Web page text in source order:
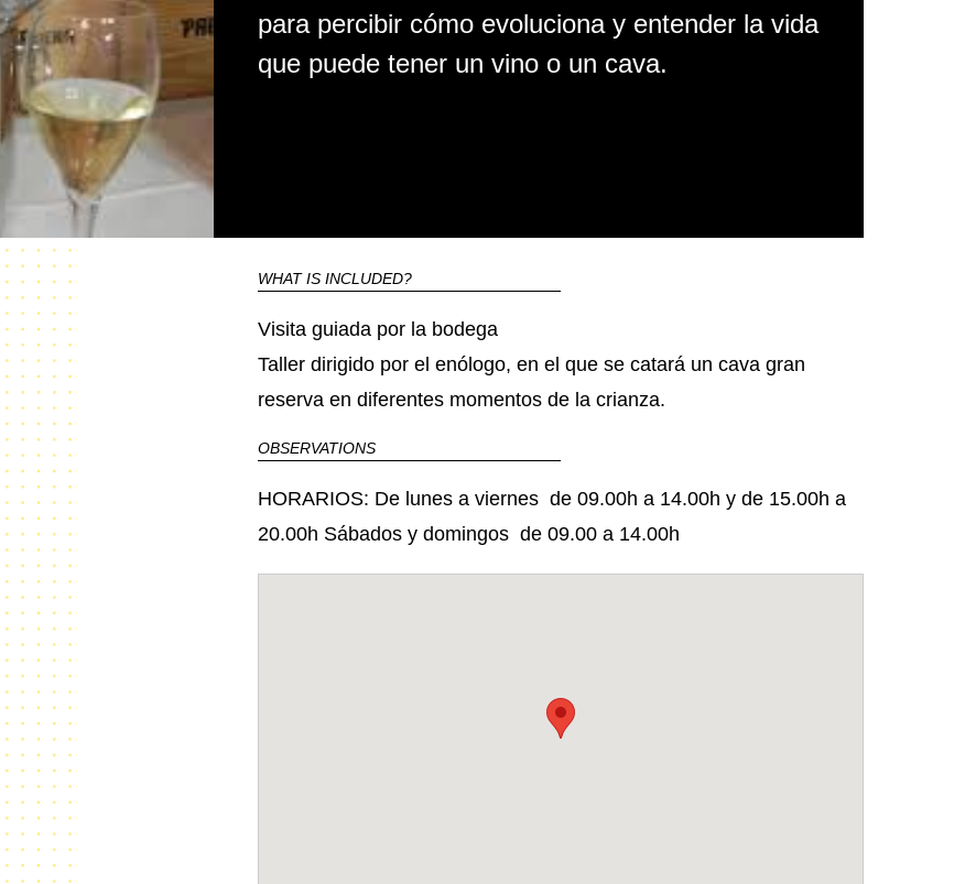
para percibir cómo evoluciona y entender la vida
que puede tener un vino o un cava.
WHAT IS INCLUDED?
Visita guiada por la bodega
Taller dirigido por el enólogo, en el que se catará un cava gran
reserva en diferentes momentos de la crianza.
OBSERVATIONS
HORARIOS: De lunes a viernes de 09.00h a 14.00h y de 15.00h a
20.00h Sábados y domingos de 09.00 a 14.00h